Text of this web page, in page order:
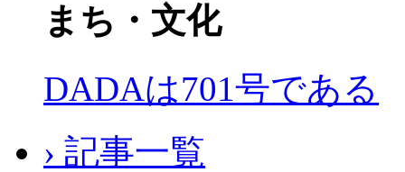
まち・文化
DADAは701号である
› 記事一覧